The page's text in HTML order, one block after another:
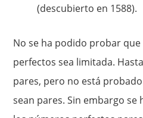
(descubierto en 1588).
No se ha podido probar
perfectos sea limitada.
pares, pero no está
sean pares. Sin embargo